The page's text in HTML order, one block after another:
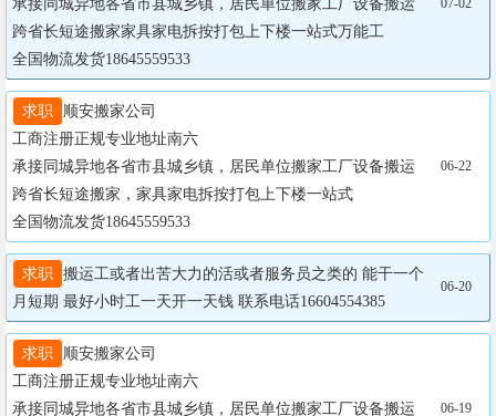
承接同城异地各省市县城乡镇，居民单位搬家工厂设备搬运
跨省长短途搬家家具家电拆按打包上下楼一站式万能工
全国物流发货18645559533
07-02
求职
顺安搬家公司
工商注册正规专业地址南六
承接同城异地各省市县城乡镇，居民单位搬家工厂设备搬运
跨省长短途搬家，家具家电拆按打包上下楼一站式
全国物流发货18645559533
06-22
求职
搬运工或者出苦大力的活或者服务员之类的 能干一个
月短期 最好小时工一天开一天钱 联系电话16604554385
06-20
求职
顺安搬家公司
工商注册正规专业地址南六
承接同城异地各省市县城乡镇，居民单位搬家工厂设备搬运
06-19